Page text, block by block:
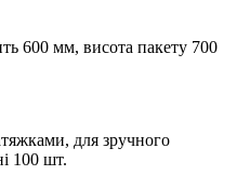
600 мм, висота пакету 700
для зручного
100 шт.